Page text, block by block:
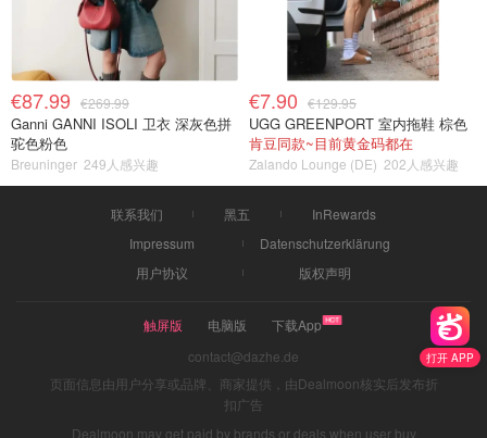
打开 APP
€87.99 €269.99
Ganni GANNI ISOLI 卫衣 深灰色拼
驼色粉色
Breuninger 249人感兴趣
€7.90 €129.95
UGG GREENPORT 室内拖鞋 棕色
肯豆同款~目前黄金码都在
Zalando Lounge (DE) 202人感兴趣
联系我们 黑五
InRewards
Impressum
Datenschutzerklärung
用户协议
版权声明
触屏版 电脑版
下载App
contact@dazhe.de
页面信息由用户分享或品牌、商家提供，由Dealmoon核实后发布折
扣广告
Dealmoon may get paid by brands or deals when user buy